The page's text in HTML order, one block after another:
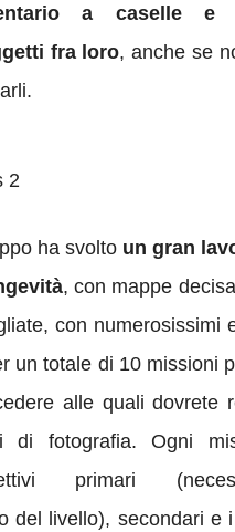
a caselle e
fra loro, anche se
ha svolto un gran
, con mappe
con numerosissimi
un totale di 10 missioni
alle quali dovrete
di fotografia. Ogni
primari
del livello), secondari e